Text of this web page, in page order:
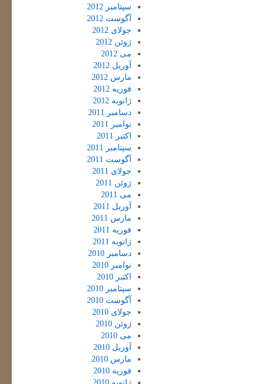
سپتامبر 2012
آگوست 2012
جولای 2012
ژوئن 2012
می 2012
آوریل 2012
مارس 2012
فوریه 2012
ژانویه 2012
دسامبر 2011
نوامبر 2011
اکتبر 2011
سپتامبر 2011
آگوست 2011
جولای 2011
ژوئن 2011
می 2011
آوریل 2011
مارس 2011
فوریه 2011
ژانویه 2011
دسامبر 2010
نوامبر 2010
اکتبر 2010
سپتامبر 2010
آگوست 2010
جولای 2010
ژوئن 2010
می 2010
آوریل 2010
مارس 2010
فوریه 2010